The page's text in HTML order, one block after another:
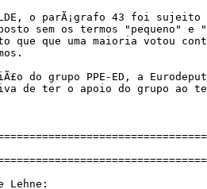
o parÃ¡grafo 43 foi sujeito
sem os termos "pequeno" e
que que uma maioria votou
do grupo PPE-ED, a
de ter o apoio do grupo ao